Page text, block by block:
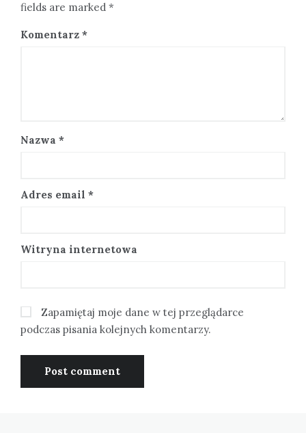
fields are marked *
Komentarz *
Nazwa *
Adres email *
Witryna internetowa
Zapamiętaj moje dane w tej przeglądarce
podczas pisania kolejnych komentarzy.